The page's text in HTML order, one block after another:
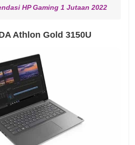
HP Gaming 1 Jutaan 2022
Athlon Gold 3150U